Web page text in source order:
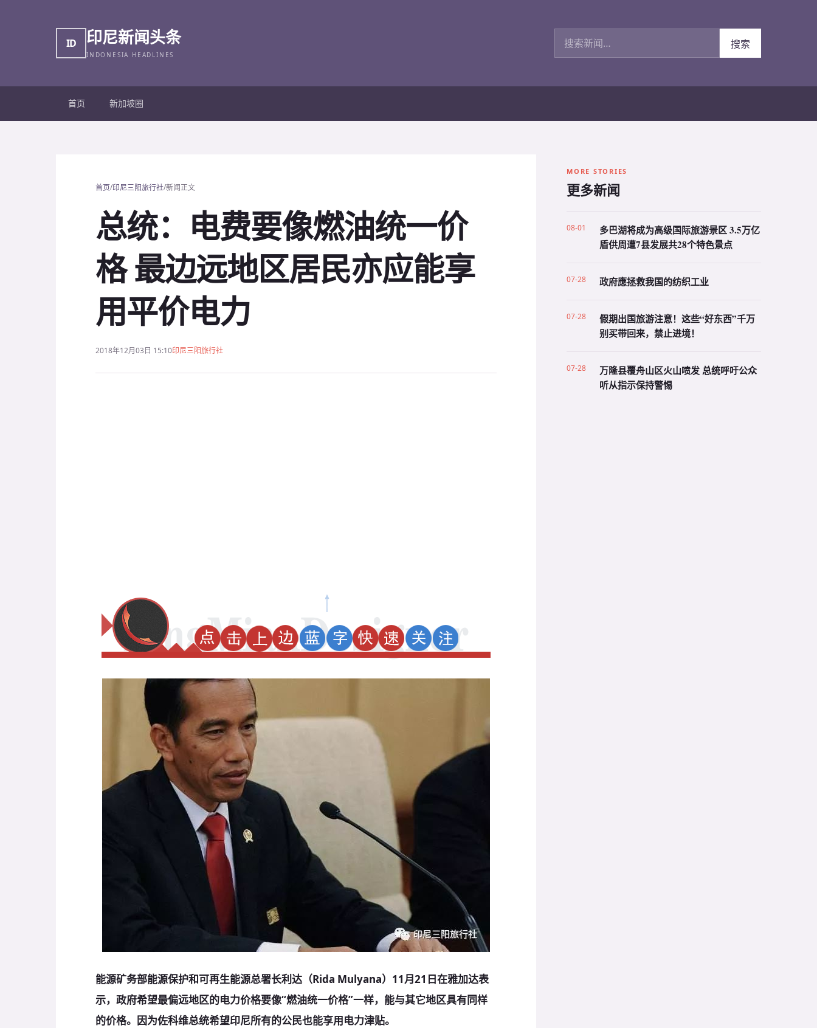
ID 印尼新闻头条
INDONESIA HEADLINES
搜索新闻
搜索
首页 新加坡圈
首页/印尼三阳旅行社/新闻正文
总统：电费要像燃油统一价
格 最边远地区居民亦应能享
用平价电力
2018年12月03日 15:10印尼三阳旅行社
能源矿务部能源保护和可再生能源总署长利达（Rida Mulyana）11月21日在雅加达表
示，政府希望最偏远地区的电力价格要像“燃油统一价格”一样，能与其它地区具有同样
的价格。因为佐科维总统希望印尼所有的公民也能享用电力津贴。
MORE STORIES
更多新闻
08-01
多巴湖将成为高级国际旅游景区 3.5万亿
盾供周遭7县发展共28个特色景点
07-28 政府應拯救我国的纺织工业
07-28
假期出国旅游注意！这些“好东西”千万
别买带回来，禁止进境！
07-28
万隆县覆舟山区火山喷发 总统呼吁公众
听从指示保持警惕